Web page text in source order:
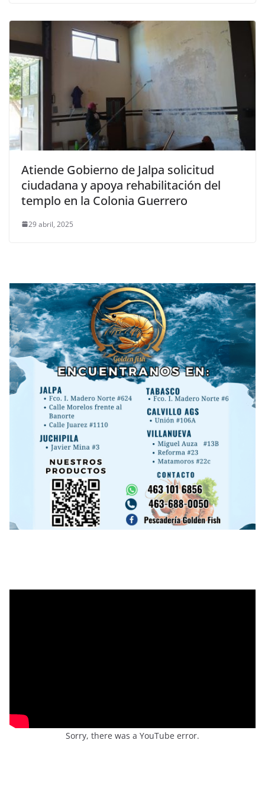
Atiende Gobierno de Jalpa solicitud
ciudadana y apoya rehabilitación del
templo en la Colonia Guerrero
29 abril, 2025
Sorry, there was a YouTube error.